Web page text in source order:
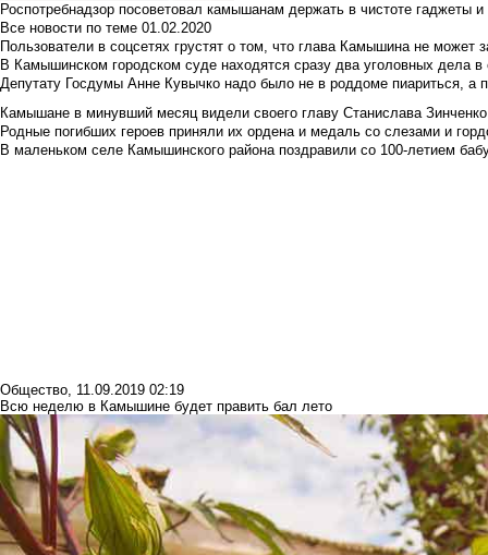
Роспотребнадзор посоветовал камышанам держать в чистоте гаджеты
Все новости по теме 01.02.2020
Пользователи в соцсетях грустят о том, что глава Камышина не может
В Камышинском городском суде находятся сразу два уголовных дела
Депутату Госдумы Анне Кувычко надо было не в роддоме пиариться, а
Камышане в минувший месяц видели своего главу Станислава Зинченко
Родные погибших героев приняли их ордена и медаль со слезами и
В маленьком селе Камышинского района поздравили со 100-летием
Общество, 11.09.2019 02:19
Всю неделю в Камышине будет править бал лето